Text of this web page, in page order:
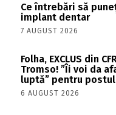
Ce întrebări să
implant dentar
7 AUGUST 2026
Folha, EXCLUS din
Tromso! ”Îi voi da
luptă” pentru
6 AUGUST 2026